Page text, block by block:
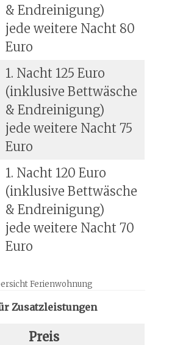
& Endreinigung)
jede weitere Nacht 80
Euro
1. Nacht 125 Euro
(inklusive Bettwäsche
& Endreinigung)
jede weitere Nacht 75
Euro
1. Nacht 120 Euro
(inklusive Bettwäsche
& Endreinigung)
jede weitere Nacht 70
Euro
Ferienwohnung
Zusatzleistungen
Preis